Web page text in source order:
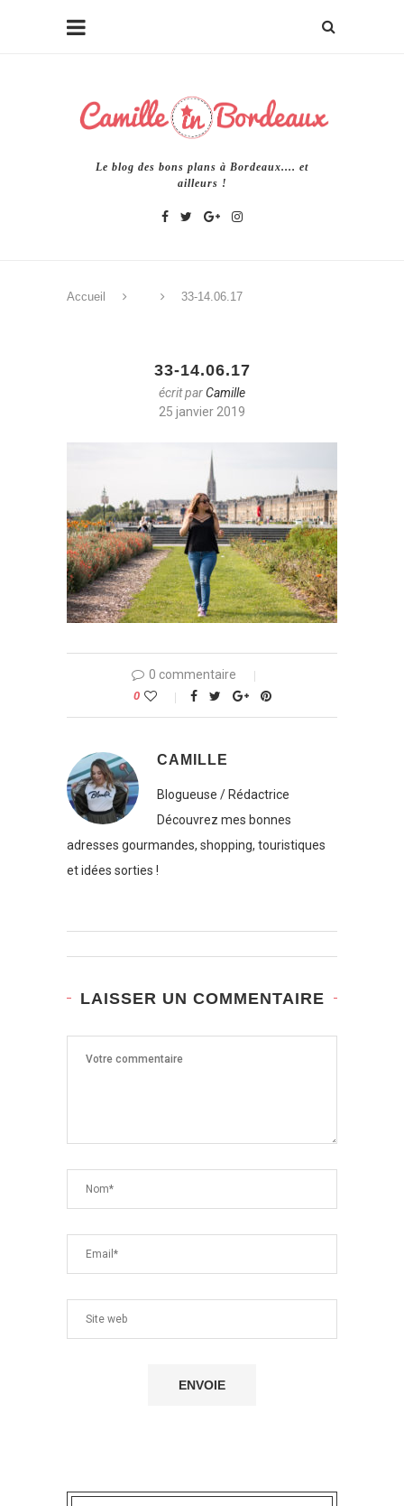
Le blog des bons plans à Bordeaux.... et
ailleurs !
Accueil 33-14.06.17
33-14.06.17
écrit parCamille
25 janvier 2019
0 commentaire
0
CAMILLE
Blogueuse / Rédactrice
Découvrez mes bonnes
adresses gourmandes, shopping, touristiques
et idées sorties !
LAISSER UN COMMENTAIRE